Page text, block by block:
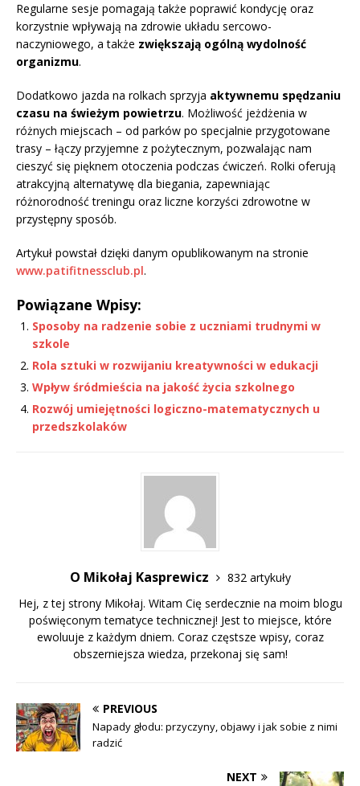
Regularne sesje pomagają także poprawić kondycję oraz
korzystnie wpływają na zdrowie układu sercowo-
naczyniowego, a także zwiększają ogólną wydolność
organizmu.
Dodatkowo jazda na rolkach sprzyja aktywnemu spędzaniu
czasu na świeżym powietrzu. Możliwość jeżdżenia w
różnych miejscach – od parków po specjalnie przygotowane
trasy – łączy przyjemne z pożytecznym, pozwalając nam
cieszyć się pięknem otoczenia podczas ćwiczeń. Rolki oferują
atrakcyjną alternatywę dla biegania, zapewniając
różnorodność treningu oraz liczne korzyści zdrowotne w
przystępny sposób.
Artykuł powstał dzięki danym opublikowanym na stronie
www.patifitnessclub.pl.
Powiązane Wpisy:
Sposoby na radzenie sobie z uczniami trudnymi w
szkole
Rola sztuki w rozwijaniu kreatywności w edukacji
Wpływ śródmieścia na jakość życia szkolnego
Rozwój umiejętności logiczno-matematycznych u
przedszkolaków
O Mikołaj Kasprewicz
832 artykuły
Hej, z tej strony Mikołaj. Witam Cię serdecznie na moim blogu
poświęconym tematyce technicznej! Jest to miejsce, które
ewoluuje z każdym dniem. Coraz częstsze wpisy, coraz
obszerniejsza wiedza, przekonaj się sam!
PREVIOUS
Napady głodu: przyczyny, objawy i jak sobie z nimi
radzić
NEXT